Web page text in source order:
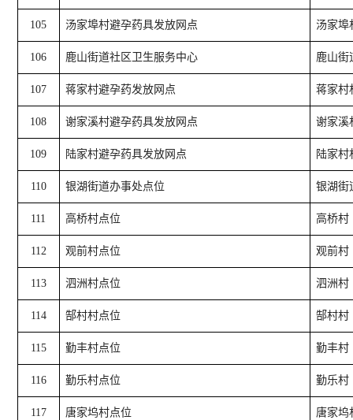
105 汤家埠村避孕药具发放网点 汤家埠
106 鹿山街道社区卫生服务中心 鹿山街
107 蒋家村避孕药发放网点 蒋家村
108 谢家溪村避孕药具发放网点 谢家溪
109 陆家村避孕药具发放网点 陆家村
110 银湖街道办事处点位 银湖街
111 高桥村点位 高桥村
112 观前村点位 观前村
113 泗洲村点位 泗洲村
114 郜村村点位 郜村村
115 勤丰村点位 勤丰村
116 勤乐村点位 勤乐村
117 唐家坞村点位 唐家坞